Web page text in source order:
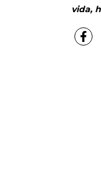
vida,